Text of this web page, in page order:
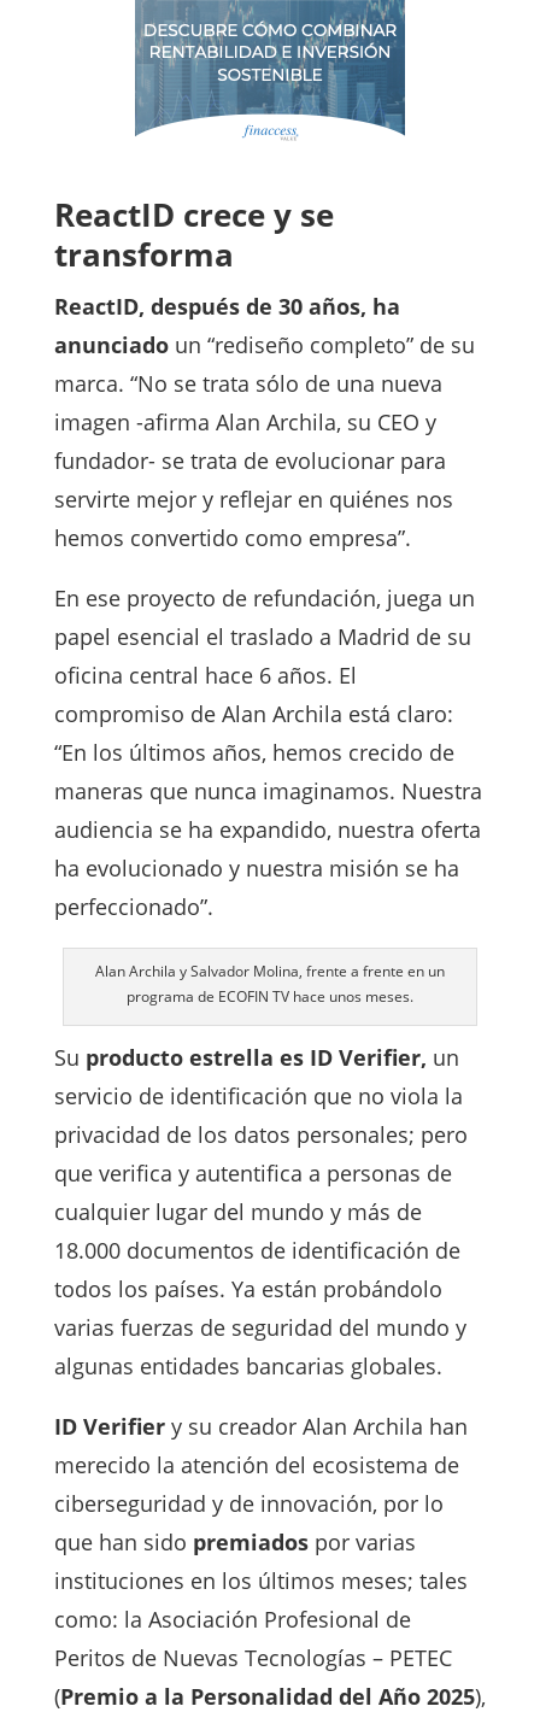
ReactID crece y se
transforma
ReactID, después de 30 años, ha
anunciado un “rediseño completo” de su
marca. “No se trata sólo de una nueva
imagen -afirma Alan Archila, su CEO y
fundador- se trata de evolucionar para
servirte mejor y reflejar en quiénes nos
hemos convertido como empresa”.
En ese proyecto de refundación, juega un
papel esencial el traslado a Madrid de su
oficina central hace 6 años. El
compromiso de Alan Archila está claro:
“En los últimos años, hemos crecido de
maneras que nunca imaginamos. Nuestra
audiencia se ha expandido, nuestra oferta
ha evolucionado y nuestra misión se ha
perfeccionado”.
Alan Archila y Salvador Molina, frente a frente en un
programa de ECOFIN TV hace unos meses.
Su producto estrella es ID Verifier, un
servicio de identificación que no viola la
privacidad de los datos personales; pero
que verifica y autentifica a personas de
cualquier lugar del mundo y más de
18.000 documentos de identificación de
todos los países. Ya están probándolo
varias fuerzas de seguridad del mundo y
algunas entidades bancarias globales.
ID Verifier y su creador Alan Archila han
merecido la atención del ecosistema de
ciberseguridad y de innovación, por lo
que han sido premiadospor varias
instituciones en los últimos meses; tales
como: la Asociación Profesional de
Peritos de Nuevas Tecnologías – PETEC
(Premio a la Personalidad del Año 2025),